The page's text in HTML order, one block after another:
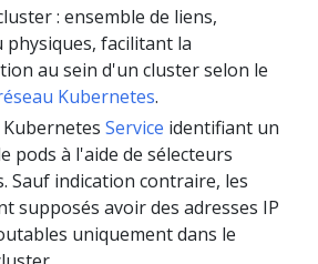
: ensemble de liens,
physiques, facilitant la
au sein d'un cluster selon le
Kubernetes.
Kubernetes Service identifiant un
pods à l'aide de sélecteurs
Sauf indication contraire, les
supposés avoir des adresses IP
uniquement dans le